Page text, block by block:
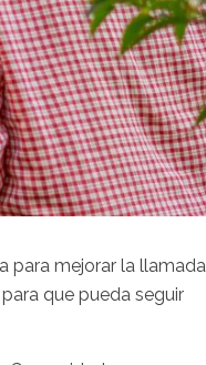
para mejorar la llamada
para que pueda seguir